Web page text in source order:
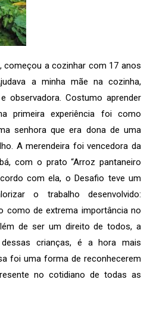
começou a cozinhar com 17 anos
a minha mãe na cozinha,
observadora. Costumo aprender
primeira experiência foi como
senhora que era dona de uma
A merendeira foi vencedora da
com o prato “Arroz pantaneiro
com ela, o Desafio teve um
o trabalho desenvolvido:
como de extrema importância no
de ser um direito de todos, a
crianças, é a hora mais
foi uma forma de reconhecerem
no cotidiano de todas as